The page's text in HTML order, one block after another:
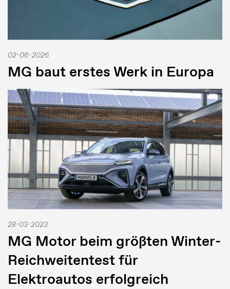
02-06-2026
MG baut erstes Werk in Europa
28-03-2023
MG Motor beim größten Winter-
Reichweitentest für
Elektroautos erfolgreich